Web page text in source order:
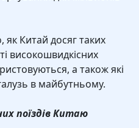
як Китай досяг таких
високошвидкісних
а також які
в майбутньому.
поїздів Китаю